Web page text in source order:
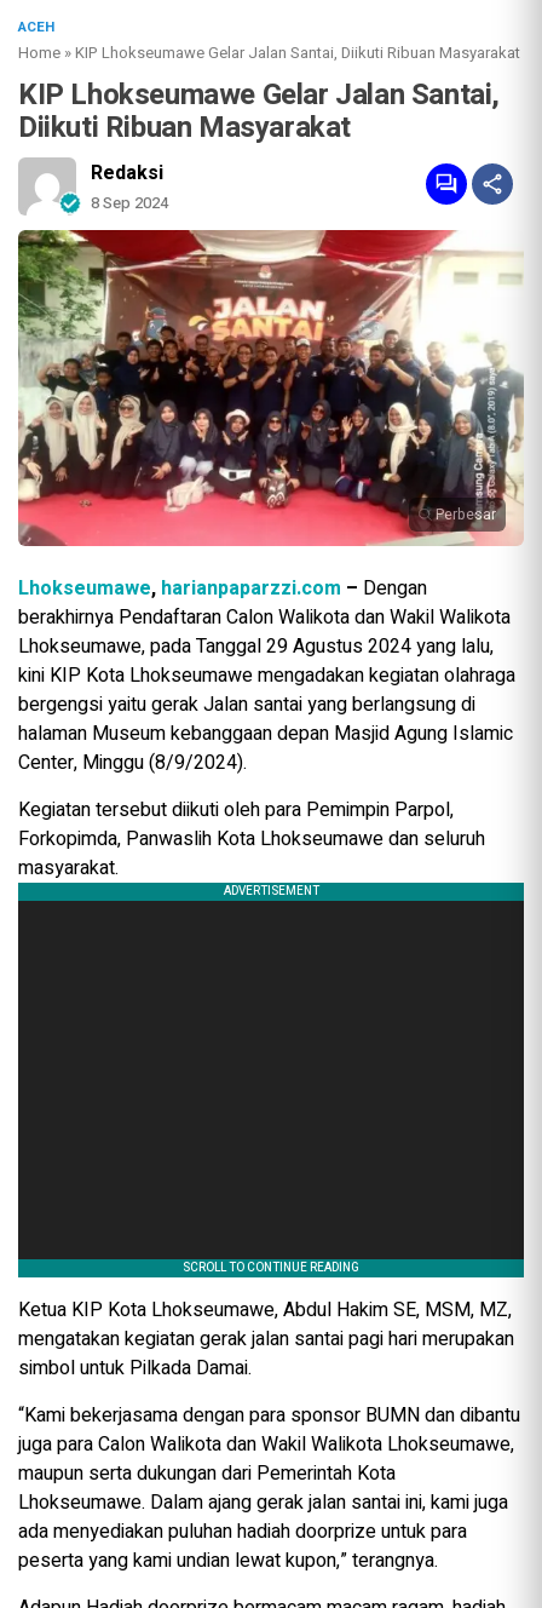
ACEH
Home »KIP Lhokseumawe Gelar Jalan Santai, Diikuti Ribuan Masyarakat
KIP Lhokseumawe Gelar Jalan Santai,
Diikuti Ribuan Masyarakat
Redaksi
8 Sep 2024
Perbesar
Lhokseumawe, harianpaparzzi.com – Dengan
berakhirnya Pendaftaran Calon Walikota dan Wakil Walikota
Lhokseumawe, pada Tanggal 29 Agustus 2024 yang lalu,
kini KIP Kota Lhokseumawe mengadakan kegiatan olahraga
bergengsi yaitu gerak Jalan santai yang berlangsung di
halaman Museum kebanggaan depan Masjid Agung Islamic
Center, Minggu (8/9/2024).
Kegiatan tersebut diikuti oleh para Pemimpin Parpol,
Forkopimda, Panwaslih Kota Lhokseumawe dan seluruh
masyarakat.
Ketua KIP Kota Lhokseumawe, Abdul Hakim SE, MSM, MZ,
mengatakan kegiatan gerak jalan santai pagi hari merupakan
simbol untuk Pilkada Damai.
“Kami bekerjasama dengan para sponsor BUMN dan dibantu
juga para Calon Walikota dan Wakil Walikota Lhokseumawe,
maupun serta dukungan dari Pemerintah Kota
Lhokseumawe. Dalam ajang gerak jalan santai ini, kami juga
ada menyediakan puluhan hadiah doorprize untuk para
peserta yang kami undian lewat kupon,” terangnya.